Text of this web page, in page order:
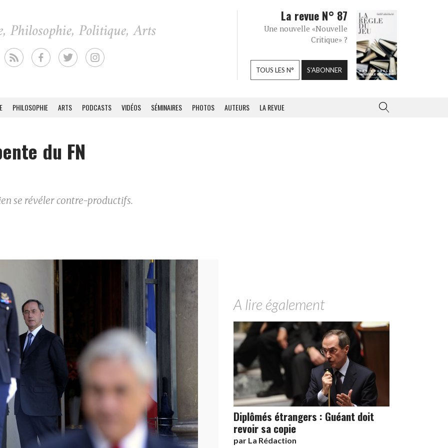
La revue N° 87
Une nouvelle «Nouvelle
Critique» ?
TOUS LES N° S'ABONNER
PHILOSOPHIE ARTS PODCASTS VIDÉOS SÉMINAIRES PHOTOS AUTEURS LA REVUE
du FN
se révéler contre-productifs.
A lire également
Diplômés étrangers : Guéant doit
revoir sa copie
par La Rédaction